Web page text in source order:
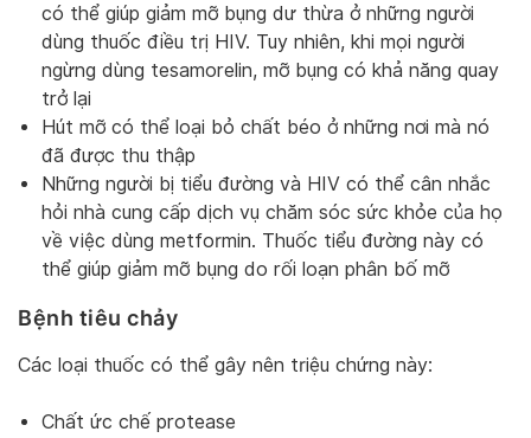
có thể giúp giảm mỡ bụng dư thừa ở những người
dùng thuốc điều trị HIV. Tuy nhiên, khi mọi người
ngừng dùng tesamorelin, mỡ bụng có khả năng quay
trở lại
Hút mỡ có thể loại bỏ chất béo ở những nơi mà nó
đã được thu thập
Những người bị tiểu đường và HIV có thể cân nhắc
hỏi nhà cung cấp dịch vụ chăm sóc sức khỏe của họ
về việc dùng metformin. Thuốc tiểu đường này có
thể giúp giảm mỡ bụng do rối loạn phân bố mỡ
Bệnh tiêu chảy
Các loại thuốc có thể gây nên triệu chứng này:
Chất ức chế protease